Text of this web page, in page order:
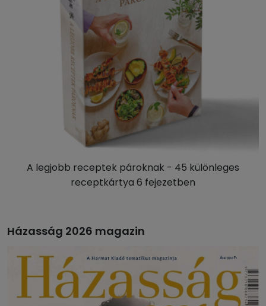
A legjobb receptek pároknak - 45 különleges
receptkártya 6 fejezetben
Házasság 2026 magazin